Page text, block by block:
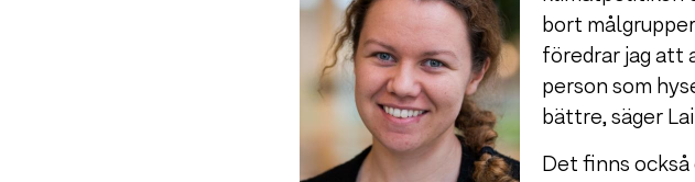
bort
föredrar jag att
person som
bättre, säger
Det finns